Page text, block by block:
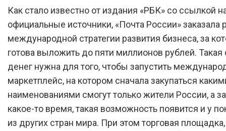
Как стало известно от издания «РБК» со ссылкой
официальные источники, «Почта России» заказала
международной стратегии развития бизнеса, за
готова выложить до пяти миллионов рублей.
денег нужна для того, чтобы запустить
маркетплейс, на котором сначала закупаться
наименованиями смогут только жители России, а
какое-то время, такая возможность появится и у
из других стран мира. При этом торговая